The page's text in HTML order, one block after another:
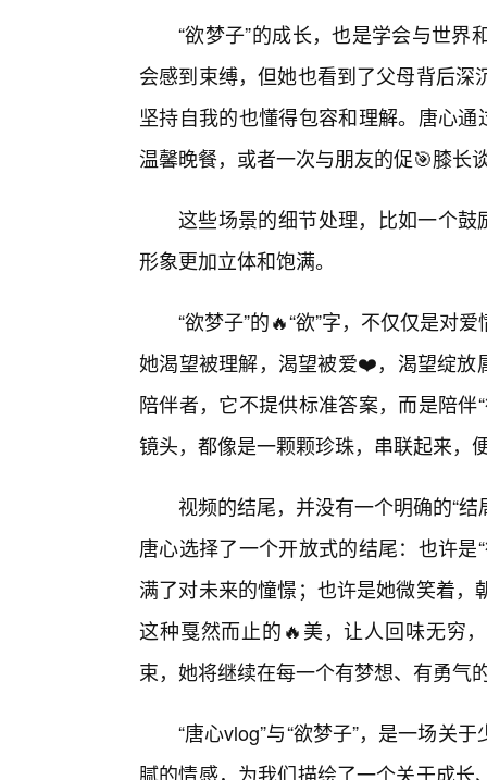
“欲梦子”的成长，也是学会与世
会感到束缚，但她也看到了父母背后
坚持自我的也懂得包容和理解。唐心
温馨晚餐，或者一次与朋友的促🎯膝长
这些场景的细节处理，比如一个鼓
形象更加立体和饱满。
“欲梦子”的🔥“欲”字，不仅仅是对
她渴望被理解，渴望被爱❤️，渴望绽放
陪伴者，它不提供标准答案，而是陪
镜头，都像是一颗颗珍珠，串联起来，
视频的结尾，并没有一个明确的“
唐心选择了一个开放式的结尾：也许
满了对未来的憧憬；也许是她微笑着
这种戛然而止的🔥美，让人回味无穷
束，她将继续在每一个有梦想、有勇气
“唐心vlog”与“欲梦子”，是一场关
腻的情感，为我们描绘了一个关于成